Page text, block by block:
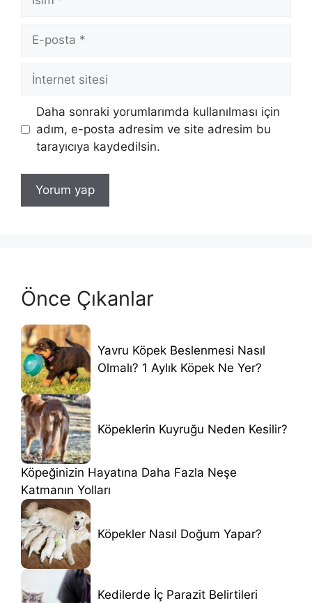
posta
İnternet
Daha sonraki yorumlarımda kullanılması için
adım, e-posta adresim ve site adresim bu
tarayıcıya kaydedilsin.
Önce Çıkanlar
Yavru Köpek Beslenmesi Nasıl
Olmalı? 1 Aylık Köpek Ne Yer?
Köpeklerin Kuyruğu Neden Kesilir?
Köpeğinizin Hayatına Daha Fazla Neşe
Katmanın Yolları
Köpekler Nasıl Doğum Yapar?
Kedilerde İç Parazit Belirtileri